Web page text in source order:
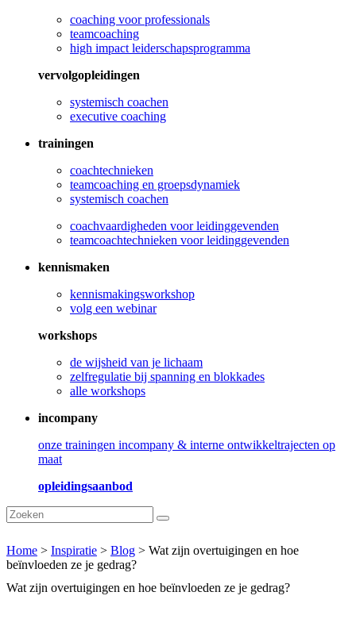
coaching voor professionals
teamcoaching
high impact leiderschapsprogramma
vervolgopleidingen
systemisch coachen
executive coaching
trainingen
coachtechnieken
teamcoaching en groepsdynamiek
systemisch coachen
coachvaardigheden voor leidinggevenden
teamcoachtechnieken voor leidinggevenden
kennismaken
kennismakingsworkshop
volg een webinar
workshops
de wijsheid van je lichaam
zelfregulatie bij spanning en blokkades
alle workshops
incompany
onze trainingen incompany & interne ontwikkeltrajecten op
maat
opleidingsaanbod
Home > Inspiratie > Blog > Wat zijn overtuigingen en hoe
beïnvloeden ze je gedrag?
Wat zijn overtuigingen en hoe beïnvloeden ze je gedrag?